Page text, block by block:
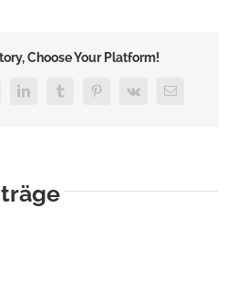
Choose Your Platform!
LinkedInTumblrPinterest
Vk
E-